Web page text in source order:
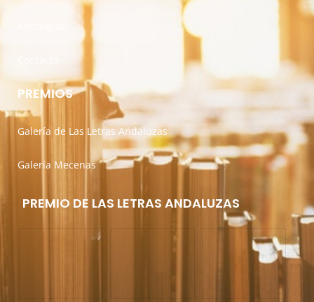
PREMIOS
Galería de Las Letras Andaluzas
Galería Mecenas
PREMIO DE LAS LETRAS ANDALUZAS